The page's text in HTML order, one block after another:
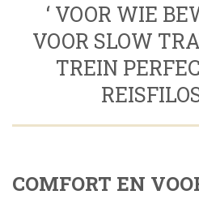
‘ VOOR WIE
VOOR SLOW
TREIN
COMFORT EN